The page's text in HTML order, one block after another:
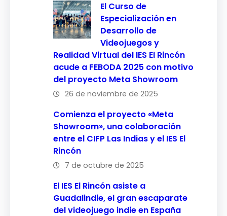
El Curso de
Especialización en
Desarrollo de
Videojuegos y
Realidad Virtual del IES El Rincón
acude a FEBODA 2025 con motivo
del proyecto Meta Showroom
26 de noviembre de 2025
Comienza el proyecto «Meta
Showroom», una colaboración
entre el CIFP Las Indias y el IES El
Rincón
7 de octubre de 2025
El IES El Rincón asiste a
Guadalindie, el gran escaparate
del videojuego indie en España